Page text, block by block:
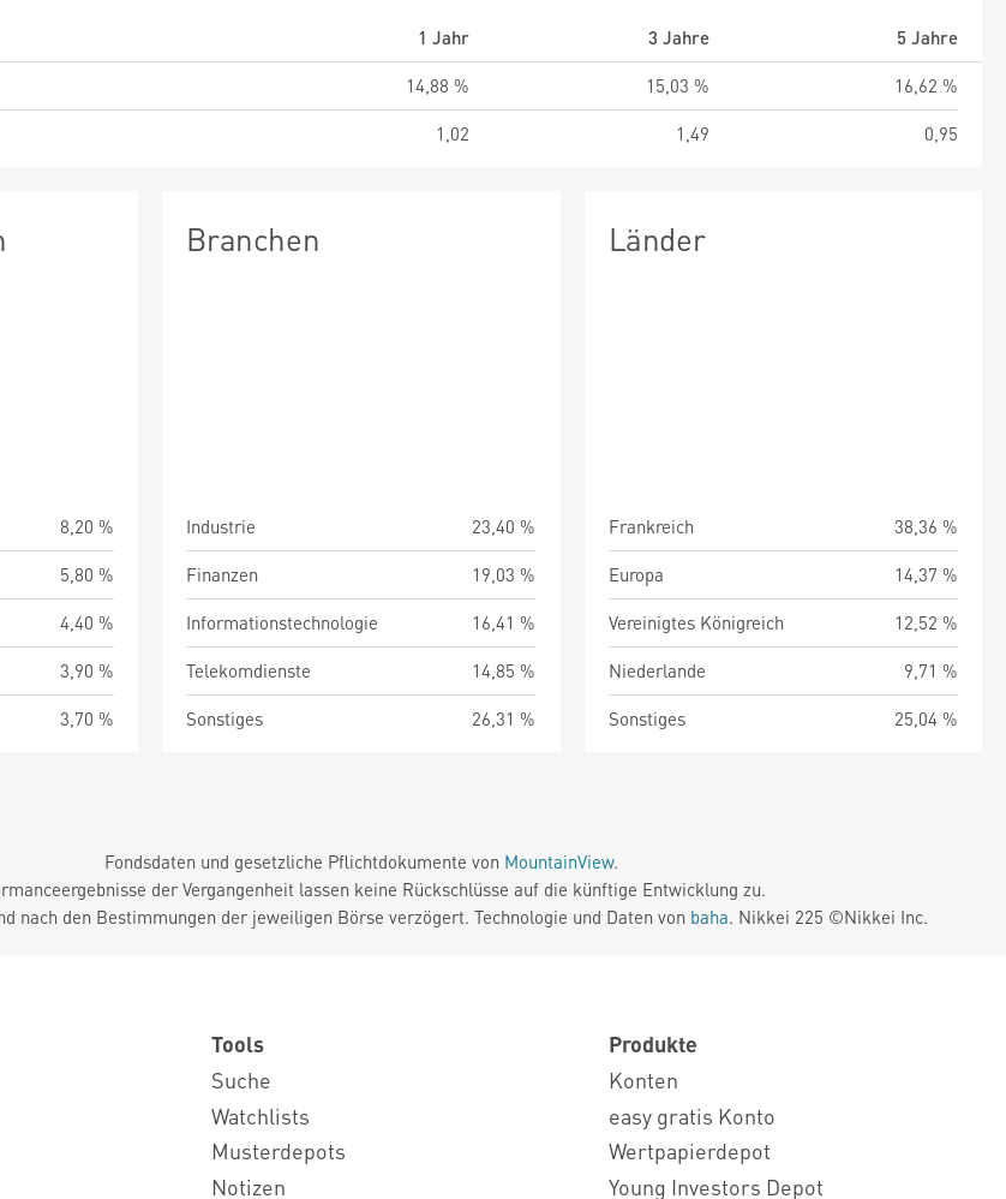
1 Jahr 3 Jahre
5 Jahre
14,88 % 15,03 %
16,62 %
1,02 1,49 0,95
8,20 %
5,80 %
4,40 %
3,90 %
3,70 %
Branchen
Industrie
23,40 %
Finanzen
19,03 %
Informationstechnologie
16,41 %
Telekomdienste
14,85 %
Sonstiges
26,31 %
Länder
Frankreich
38,36 %
Europa
14,37 %
Vereinigtes Königreich
12,52 %
Niederlande
9,71 %
Sonstiges
25,04 %
Fondsdaten und gesetzliche Pflichtdokumente von MountainView.
der Vergangenheit lassen keine Rückschlüsse auf die künftige Entwicklung zu.
nach den Bestimmungen der jeweiligen Börse verzögert. Technologie und Daten von baha. Nikkei 225 ©Nikkei Inc.
Tools
Suche
Watchlists
Musterdepots
Notizen
Produkte
Konten
easy gratis Konto
Wertpapierdepot
Young Investors Depot